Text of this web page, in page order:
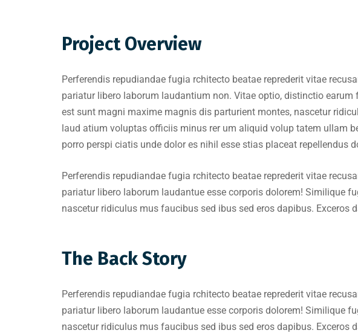
Project Overview
Perferendis repudiandae fugia rchitecto beatae reprederit vitae
pariatur libero laborum laudantium non. Vitae optio, distinctio
est sunt magni maxime magnis dis parturient montes, nascetur
laud atium voluptas officiis minus rer um aliquid volup tatem ullam
porro perspi ciatis unde dolor es nihil esse stias placeat repellendus
Perferendis repudiandae fugia rchitecto beatae reprederit vitae
pariatur libero laborum laudantue esse corporis dolorem! Similique
nascetur ridiculus mus faucibus sed ibus sed eros dapibus. Exceros
The Back Story
Perferendis repudiandae fugia rchitecto beatae reprederit vitae
pariatur libero laborum laudantue esse corporis dolorem! Similique
nascetur ridiculus mus faucibus sed ibus sed eros dapibus. Exceros